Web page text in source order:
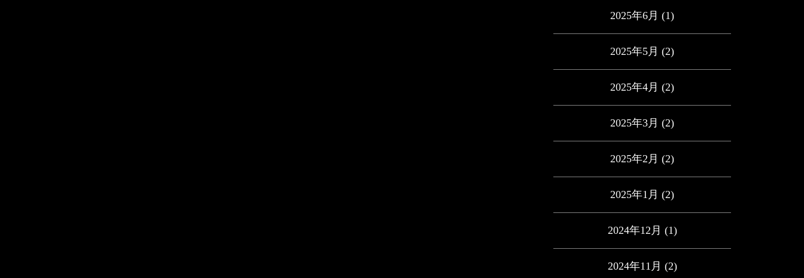
2025年6月 (1)
2025年5月 (2)
2025年4月 (2)
2025年3月 (2)
2025年2月 (2)
2025年1月 (2)
2024年12月 (1)
2024年11月 (2)